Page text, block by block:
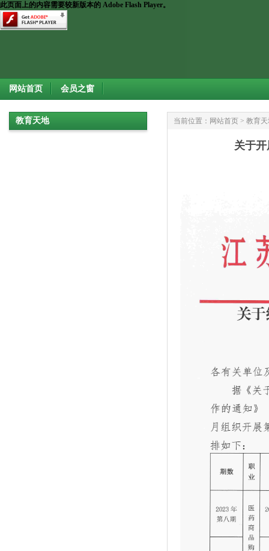
此页面上的内容需要较新版本的 Adobe Flash Player。
网站首页 会员之窗
教育天地 当前位置： 网站首页 > 教育
关于